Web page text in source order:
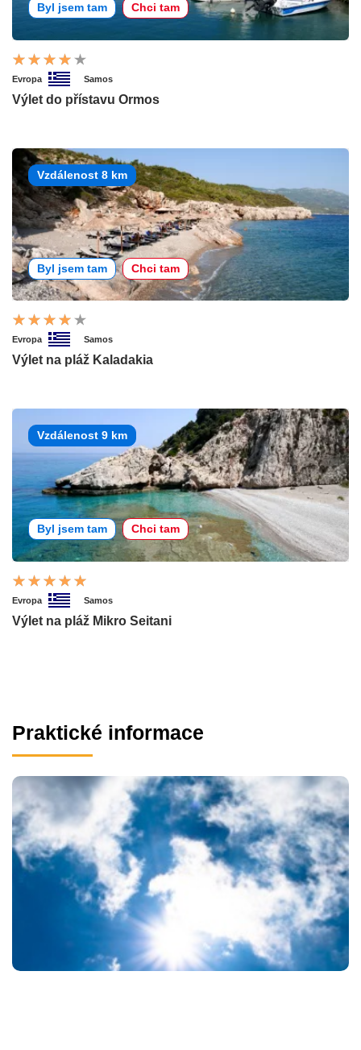
Byl jsem tam Chci tam
Evropa Samos
Výlet do přístavu Ormos
Vzdálenost 8 km
Byl jsem tam Chci tam
Evropa Samos
Výlet na pláž Kaladakia
Vzdálenost 9 km
Byl jsem tam Chci tam
Evropa Samos
Výlet na pláž Mikro Seitani
Praktické informace